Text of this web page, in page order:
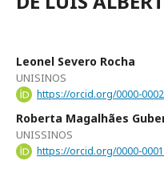
Leonel Severo Rocha
UNISINOS
https://orcid.org/0000-
Roberta Magalhães
UNISSINOS
https://orcid.org/0000-